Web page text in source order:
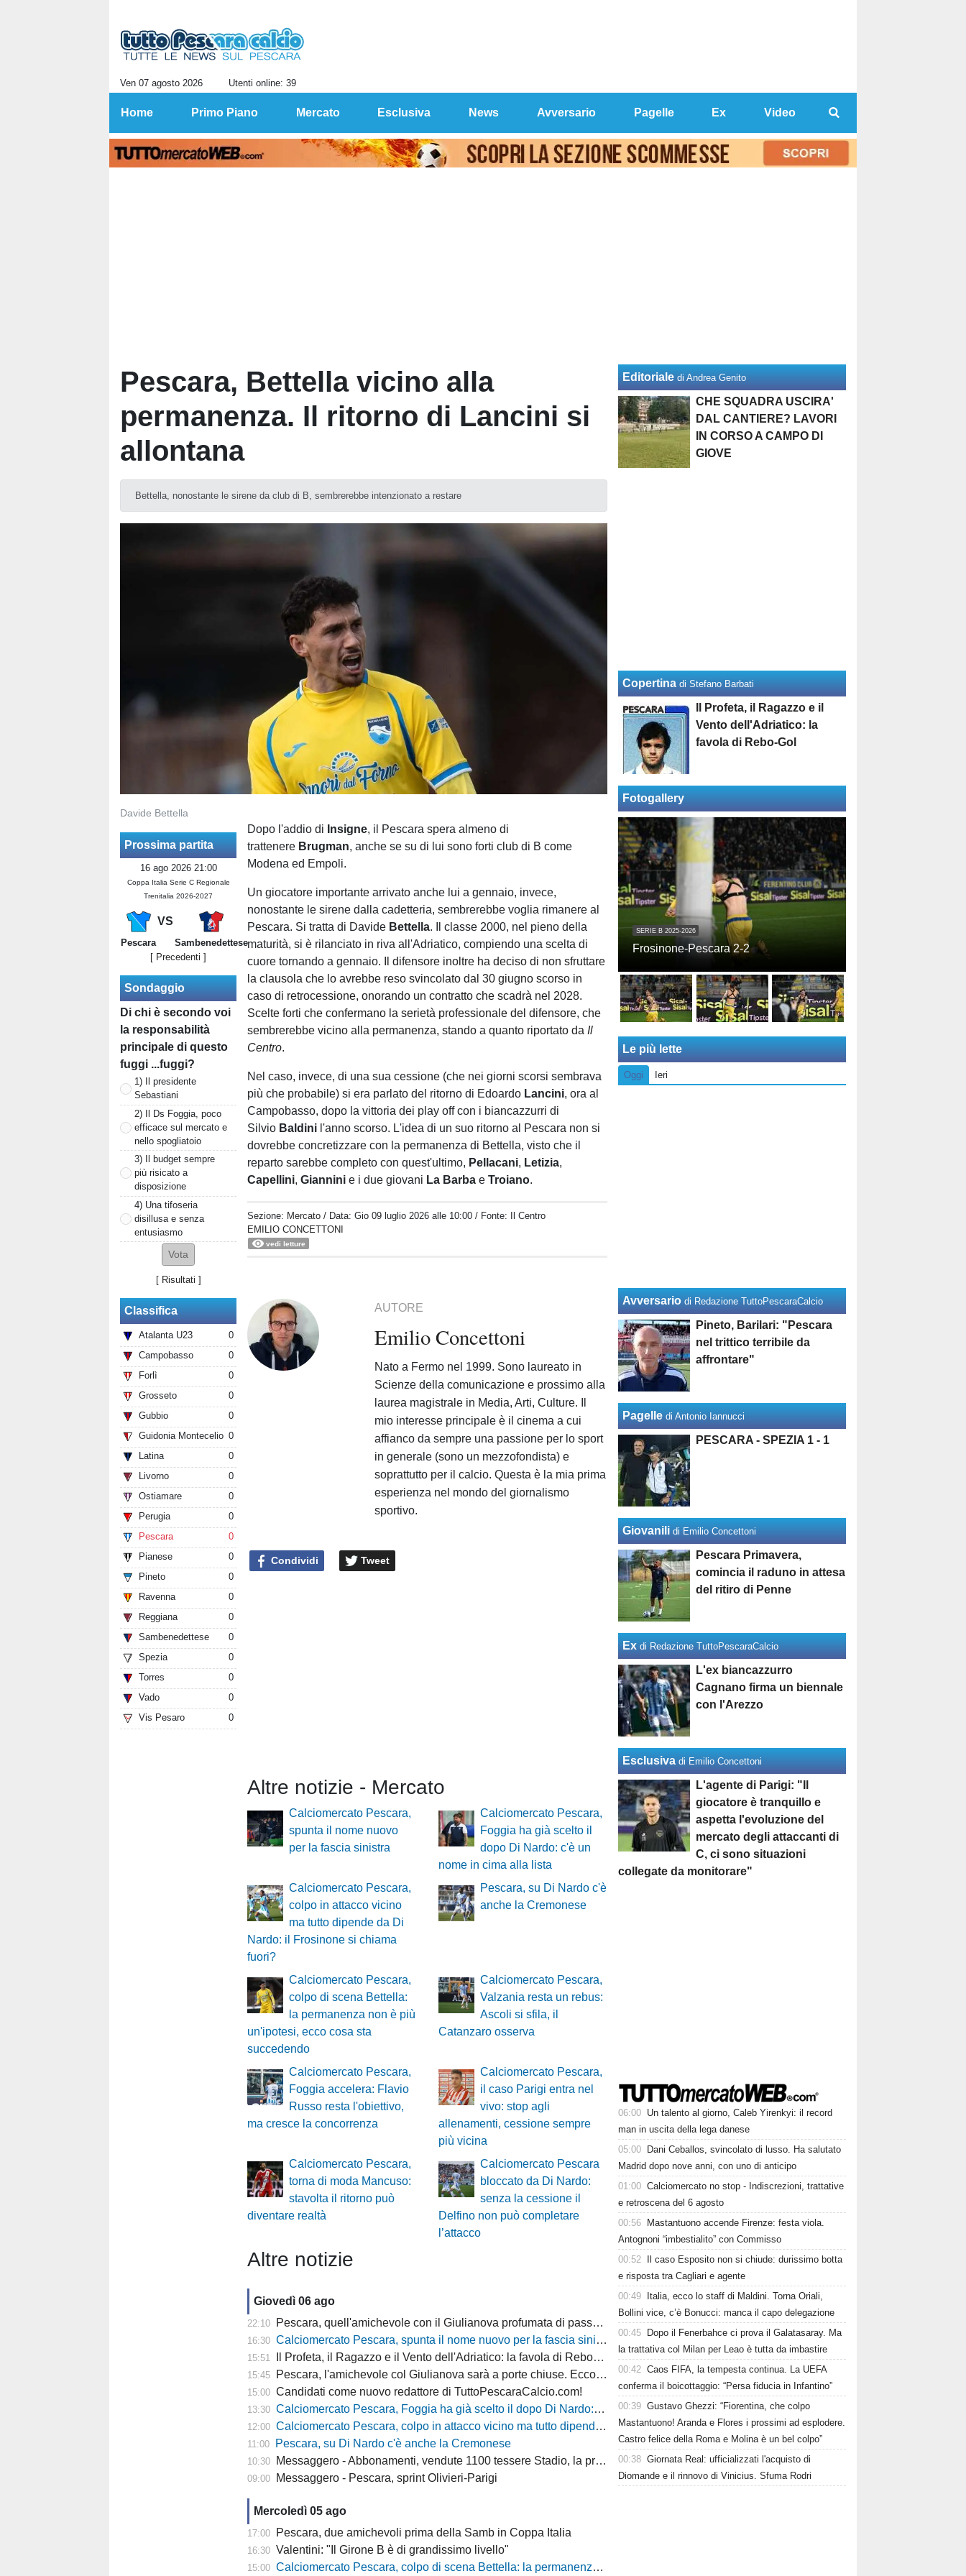
Ven 07 agosto 2026 Utenti online: 39
Home Primo Piano Mercato Esclusiva News Avversario Pagelle Ex Video
Pescara, Bettella vicino alla
permanenza. Il ritorno di Lancini si
allontana
Bettella, nonostante le sirene da club di B, sembrerebbe intenzionato a restare
Davide Bettella
Prossima partita
16 ago 2026 21:00
Coppa Italia Serie C Regionale
Trenitalia 2026-2027
VS
Pescara
Sambenedettese
[ Precedenti ]
Sondaggio
Di chi è secondo voi
la responsabilità
principale di questo
fuggi ...fuggi?
1) Il presidente
Sebastiani
2) Il Ds Foggia, poco
efficace sul mercato e
nello spogliatoio
3) Il budget sempre
più risicato a
disposizione
4) Una tifoseria
disillusa e senza
entusiasmo
[ Risultati ]
Classifica
Atalanta U23
0
Campobasso
0
Forlì
0
Grosseto
0
Gubbio
0
Guidonia Montecelio 0
Latina
0
Livorno
0
Ostiamare
0
Perugia
0
Pescara
0
Pianese
0
Pineto
0
Ravenna
0
Reggiana
0
Sambenedettese
0
Spezia
0
Torres
0
Vado
0
Vis Pesaro
0
Dopo l'addio di Insigne, il Pescara spera almeno di
trattenere Brugman, anche se su di lui sono forti club di B come
Modena ed Empoli.
Un giocatore importante arrivato anche lui a gennaio, invece,
nonostante le sirene dalla cadetteria, sembrerebbe voglia rimanere al
Pescara. Si tratta di Davide Bettella. Il classe 2000, nel pieno della
maturità, si è rilanciato in riva all'Adriatico, compiendo una scelta di
cuore tornando a gennaio.
Il difensore inoltre ha deciso di non sfruttare
la clausola che lo avrebbe reso svincolato dal 30 giugno scorso in
caso di retrocessione, onorando un contratto che scadrà nel 2028.
Scelte forti che confermano la serietà professionale del difensore, che
sembrerebbe vicino alla permanenza, stando a quanto riportato da Il
Centro.
Nel caso, invece, di una sua cessione (che nei giorni scorsi sembrava
più che probabile) si era parlato del ritorno di Edoardo Lancini, ora al
Campobasso, dopo la vittoria dei play off con i biancazzurri di
Silvio Baldini l'anno scorso. L'idea di un suo ritorno al Pescara non si
dovrebbe concretizzare con la permanenza di Bettella, visto che il
reparto sarebbe completo con quest'ultimo, Pellacani, Letizia,
Capellini,Gianninie i due giovani La BarbaeTroiano.
Sezione: Mercato / Data:Gio 09 luglio 2026 alle 10:00 / Fonte: Il Centro
EMILIO CONCETTONI
vedi letture
AUTORE
Emilio Concettoni
Nato a Fermo nel 1999. Sono laureato in
Scienze della comunicazione e prossimo alla
laurea magistrale in Media, Arti, Culture. Il
mio interesse principale è il cinema a cui
affianco da sempre una passione per lo sport
in generale (sono un mezzofondista) e
soprattutto per il calcio. Questa è la mia prima
esperienza nel mondo del giornalismo
sportivo.
Condividi Tweet
Altre notizie - Mercato
Calciomercato Pescara,
spunta il nome nuovo
per la fascia sinistra
Calciomercato Pescara,
Foggia ha già scelto il
dopo Di Nardo: c'è un
nome in cima alla lista
Calciomercato Pescara,
colpo in attacco vicino
ma tutto dipende da Di
Nardo: il Frosinone si chiama
fuori?
Pescara, su Di Nardo c'è
anche la Cremonese
Calciomercato Pescara,
colpo di scena Bettella:
la permanenza non è più
un'ipotesi, ecco cosa sta
succedendo
Calciomercato Pescara,
Valzania resta un rebus:
Ascoli si sfila, il
Catanzaro osserva
Calciomercato Pescara,
Foggia accelera: Flavio
Russo resta l'obiettivo,
ma cresce la concorrenza
Calciomercato Pescara,
il caso Parigi entra nel
vivo: stop agli
allenamenti, cessione sempre
più vicina
Calciomercato Pescara,
torna di moda Mancuso:
stavolta il ritorno può
diventare realtà
Calciomercato Pescara
bloccato da Di Nardo:
senza la cessione il
Delfino non può completare
l’attacco
Altre notizie
Giovedì 06 ago
22:10 Pescara, quell'amichevole con il Giulianova profumata di passato
16:30 Calciomercato Pescara, spunta il nome nuovo per la fascia sinistra
15:51 Il Profeta, il Ragazzo e il Vento dell'Adriatico: la favola di Rebo-Gol
15:45 Pescara, l'amichevole col Giulianova sarà a porte chiuse. Ecco anche il nuovo orario
15:00 Candidati come nuovo redattore di TuttoPescaraCalcio.com!
13:30 Calciomercato Pescara, Foggia ha già scelto il dopo Di Nardo: c'è un nome in cima alla lista
12:00 Calciomercato Pescara, colpo in attacco vicino ma tutto dipende da Di Nardo: il Frosinone si chiama fuori?
11:00 Pescara, su Di Nardo c'è anche la Cremonese
10:30 Messaggero - Abbonamenti, vendute 1100 tessere Stadio, la protesta dei tifosi disabili
09:00 Messaggero - Pescara, sprint Olivieri-Parigi
Mercoledì 05 ago
17:00 Pescara, due amichevoli prima della Samb in Coppa Italia
16:30 Valentini: "Il Girone B è di grandissimo livello"
15:00 Calciomercato Pescara, colpo di scena Bettella: la permanenza non è più un'ipotesi, ecco cosa sta succedendo
Editoriale di Andrea Genito
CHE SQUADRA USCIRA'
DAL CANTIERE? LAVORI
IN CORSO A CAMPO DI
GIOVE
Copertina di Stefano Barbati
Il Profeta, il Ragazzo e il
Vento dell'Adriatico: la
favola di Rebo-Gol
Fotogallery
SERIE B 2025-2026
Frosinone-Pescara 2-2
Le più lette
Oggi Ieri
Avversario di Redazione TuttoPescaraCalcio
Pineto, Barilari: "Pescara
nel trittico terribile da
affrontare"
Pagelle di Antonio Iannucci
PESCARA - SPEZIA 1 - 1
Giovanili di Emilio Concettoni
Pescara Primavera,
comincia il raduno in attesa
del ritiro di Penne
Ex di Redazione TuttoPescaraCalcio
L'ex biancazzurro
Cagnano firma un biennale
con l'Arezzo
Esclusiva di Emilio Concettoni
L'agente di Parigi: "Il
giocatore è tranquillo e
aspetta l'evoluzione del
mercato degli attaccanti di
C, ci sono situazioni
collegate da monitorare"
06:00 Un talento al giorno, Caleb Yirenkyi: il record
man in uscita della lega danese
05:00
Dani Ceballos, svincolato di lusso. Ha salutato
Madrid dopo nove anni, con uno di anticipo
01:00 Calciomercato no stop - Indiscrezioni, trattative
e retroscena del 6 agosto
00:56
Mastantuono accende Firenze: festa viola.
Antognoni “imbestialito” con Commisso
00:52
Il caso Esposito non si chiude: durissimo botta
e risposta tra Cagliari e agente
00:49
Italia, ecco lo staff di Maldini. Torna Oriali,
Bollini vice, c’è Bonucci: manca il capo delegazione
00:45
Dopo il Fenerbahce ci prova il Galatasaray. Ma
la trattativa col Milan per Leao è tutta da imbastire
00:42 Caos FIFA, la tempesta continua. La UEFA
conferma il boicottaggio: “Persa fiducia in Infantino”
00:39 Gustavo Ghezzi: “Fiorentina, che colpo
Mastantuono! Aranda e Flores i prossimi ad esplodere.
Castro felice della Roma e Molina è un bel colpo”
00:38 Giornata Real: ufficializzati l'acquisto di
Diomande e il rinnovo di Vinicius. Sfuma Rodri